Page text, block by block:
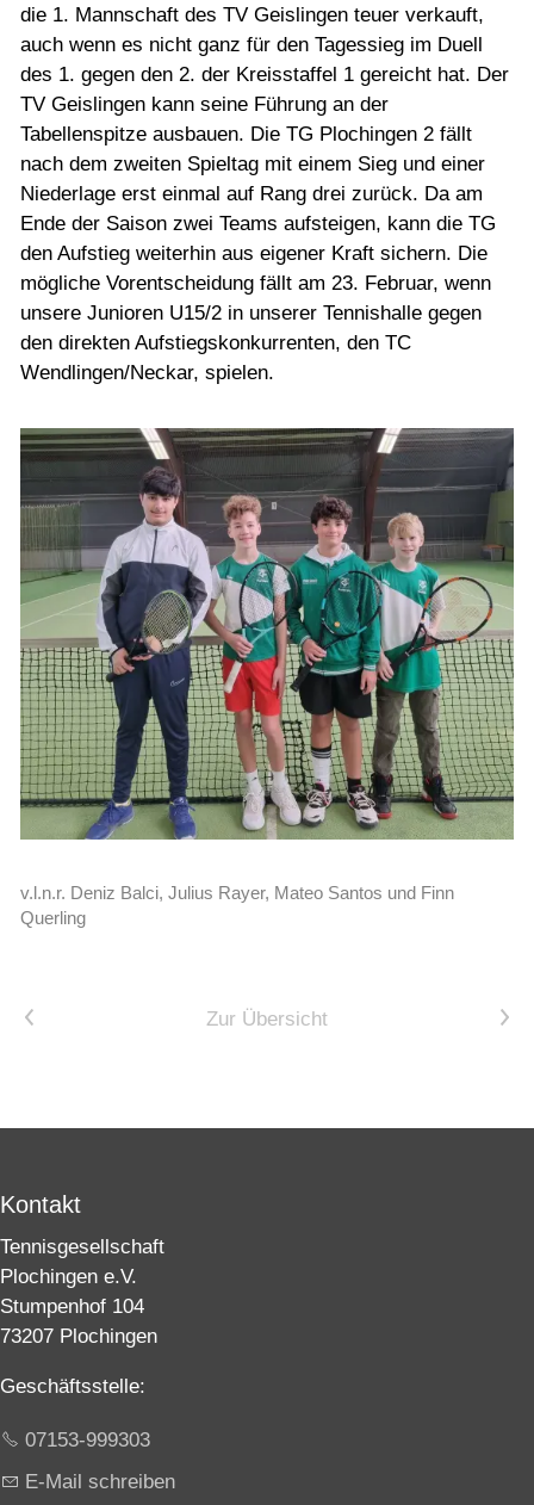
die 1. Mannschaft des TV Geislingen teuer verkauft,
auch wenn es nicht ganz für den Tagessieg im Duell
des 1. gegen den 2. der Kreisstaffel 1 gereicht hat. Der
TV Geislingen kann seine Führung an der
Tabellenspitze ausbauen. Die TG Plochingen 2 fällt
nach dem zweiten Spieltag mit einem Sieg und einer
Niederlage erst einmal auf Rang drei zurück. Da am
Ende der Saison zwei Teams aufsteigen, kann die TG
den Aufstieg weiterhin aus eigener Kraft sichern. Die
mögliche Vorentscheidung fällt am 23. Februar, wenn
unsere Junioren U15/2 in unserer Tennishalle gegen
den direkten Aufstiegskonkurrenten, den TC
Wendlingen/Neckar, spielen.
v.l.n.r. Deniz Balci, Julius Rayer, Mateo Santos und Finn
Querling
Vorheriger Artikel Zur Übersicht Nächster Artikel
Kontakt
Tennisgesellschaft
Plochingen e.V.
Stumpenhof 104
73207 Plochingen
Geschäftsstelle:
07153-999303
E-Mail schreiben